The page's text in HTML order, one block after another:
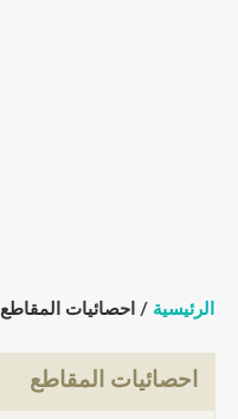
الرئيسية / احصائيات المقاطع
احصائيات المقاطع